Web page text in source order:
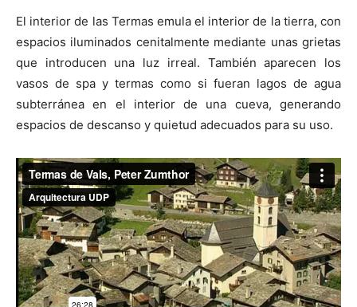
El interior de las Termas emula el interior de la tierra, con
espacios iluminados cenitalmente mediante unas grietas
que introducen una luz irreal. También aparecen los
vasos de spa y termas como si fueran lagos de agua
subterránea en el interior de una cueva, generando
espacios de descanso y quietud adecuados para su uso.